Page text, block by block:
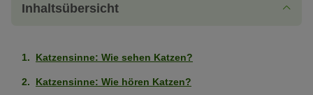
Inhaltsübersicht
Katzensinne: Wie sehen Katzen?
Katzensinne: Wie hören Katzen?